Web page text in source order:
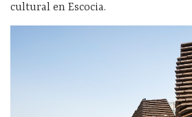
cultural en Escocia.